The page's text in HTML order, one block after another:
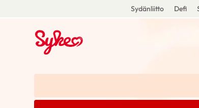
Sydänliitto Defi